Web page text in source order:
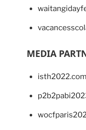
MEDIA
isth2022.com